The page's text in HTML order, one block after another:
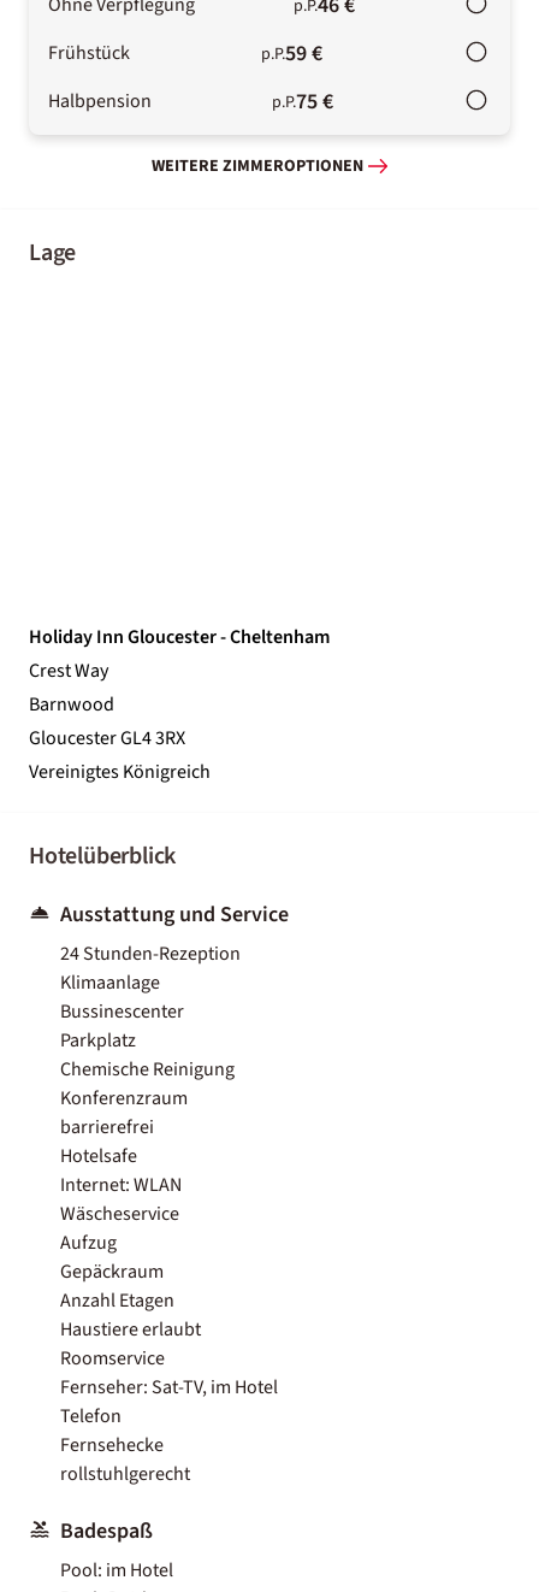
p.P.
Frühstück p.P.59 €
Halbpension p.P.75 €
WEITERE ZIMMEROPTIONEN
Lage
Holiday Inn Gloucester - Cheltenham
Crest Way
Barnwood
Gloucester GL4 3RX
Vereinigtes Königreich
Hotelüberblick
Ausstattung und Service
24 Stunden-Rezeption
Klimaanlage
Bussinescenter
Parkplatz
Chemische Reinigung
Konferenzraum
barrierefrei
Hotelsafe
Internet: WLAN
Wäscheservice
Aufzug
Gepäckraum
Anzahl Etagen
Haustiere erlaubt
Roomservice
Fernseher: Sat-TV, im Hotel
Telefon
Fernsehecke
rollstuhlgerecht
Badespaß
Pool: im Hotel